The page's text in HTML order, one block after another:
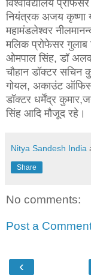
विश्वविद्यालय
नियंत्रक अजय कृष्णा
महामंडलेश्वर
मलिक प्रोफेसर गुलाब
ओमपाल सिंह, डॉ
चौहान डॉक्टर सचिन
गोयल, अकाउंट ऑफिसर
डॉक्टर धर्मेंद्र
सिंह आदि मौजूद रहे।
Nitya Sandesh India
Share
No comments:
Post a
‹